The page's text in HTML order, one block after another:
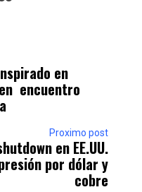
en
encuentro
Proximo post
en EE.UU.
por dólar y
cobre